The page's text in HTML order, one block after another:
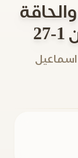
الحجرات 13-18 وق1-45 والحاقة